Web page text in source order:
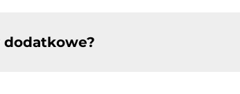
dodatkowe?